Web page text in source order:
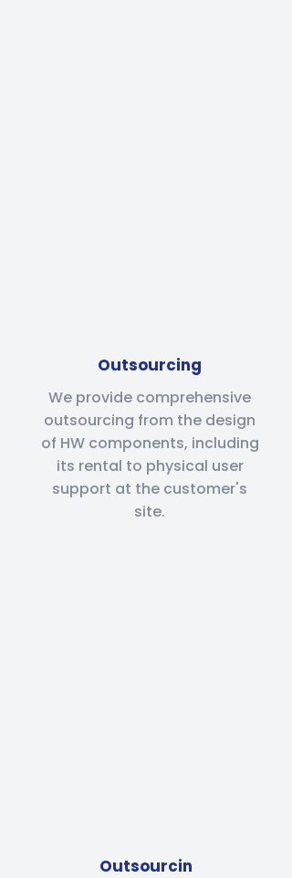
Outsourcing
We provide comprehensive
outsourcing from the design
of HW components, including
its rental to physical user
support at the customer's
site.
Outsourcin